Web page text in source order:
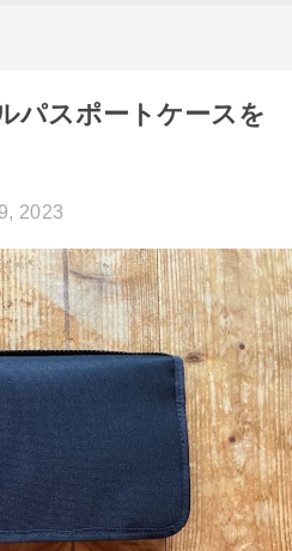
パスポートケースを
2023